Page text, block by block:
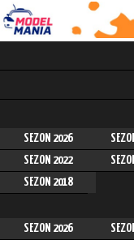
SEZON 2026
SEZON 2022
SEZON 2018
SEZON 2026